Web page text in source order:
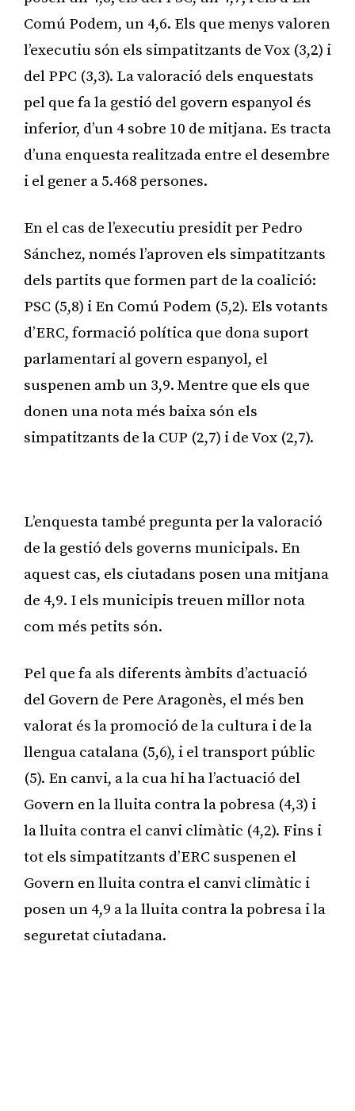
Comú Podem, un 4,6. Els que menys valoren
l’executiu són els simpatitzants de Vox (3,2) i
del PPC (3,3). La valoració dels enquestats
pel que fa la gestió del govern espanyol és
inferior, d’un 4 sobre 10 de mitjana. Es tracta
d’una enquesta realitzada entre el desembre
i el gener a 5.468 persones.
En el cas de l’executiu presidit per Pedro
Sánchez, només l’aproven els simpatitzants
dels partits que formen part de la coalició:
PSC (5,8) i En Comú Podem (5,2). Els votants
d’ERC, formació política que dona suport
parlamentari al govern espanyol, el
suspenen amb un 3,9. Mentre que els que
donen una nota més baixa són els
simpatitzants de la CUP (2,7) i de Vox (2,7).
L’enquesta també pregunta per la valoració
de la gestió dels governs municipals. En
aquest cas, els ciutadans posen una mitjana
de 4,9. I els municipis treuen millor nota
com més petits són.
Pel que fa als diferents àmbits d’actuació
del Govern de Pere Aragonès, el més ben
valorat és la promoció de la cultura i de la
llengua catalana (5,6), i el transport públic
(5). En canvi, a la cua hi ha l’actuació del
Govern en la lluita contra la pobresa (4,3) i
la lluita contra el canvi climàtic (4,2). Fins i
tot els simpatitzants d’ERC suspenen el
Govern en lluita contra el canvi climàtic i
posen un 4,9 a la lluita contra la pobresa i la
seguretat ciutadana.